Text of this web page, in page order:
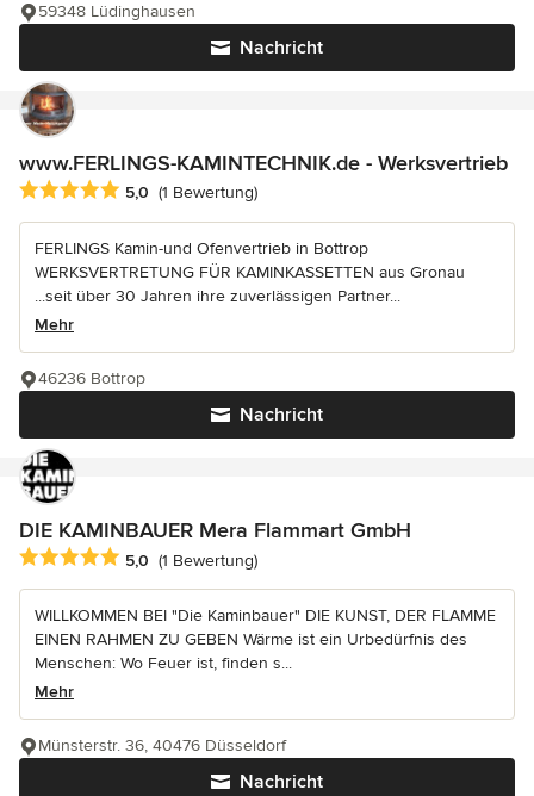
Nachricht
59348 Lüdinghausen
www.FERLINGS-KAMINTECHNIK.de - Werksvertrieb
Durchschnittliche Bewertung: 5 von 5 Sternen
5,0 (1 Bewertung)
FERLINGS Kamin-und Ofenvertrieb in Bottrop
WERKSVERTRETUNG FÜR KAMINKASSETTEN aus Gronau
...seit über 30 Jahren ihre zuverlässigen Partner...
Mehr
Nachricht
46236 Bottrop
DIE KAMINBAUER Mera Flammart GmbH
Durchschnittliche Bewertung: 5 von 5 Sternen
5,0 (1 Bewertung)
WILLKOMMEN BEI "Die Kaminbauer" DIE KUNST, DER FLAMME
EINEN RAHMEN ZU GEBEN Wärme ist ein Urbedürfnis des
Menschen: Wo Feuer ist, finden s...
Mehr
Nachricht
Münsterstr. 36, 40476 Düsseldorf